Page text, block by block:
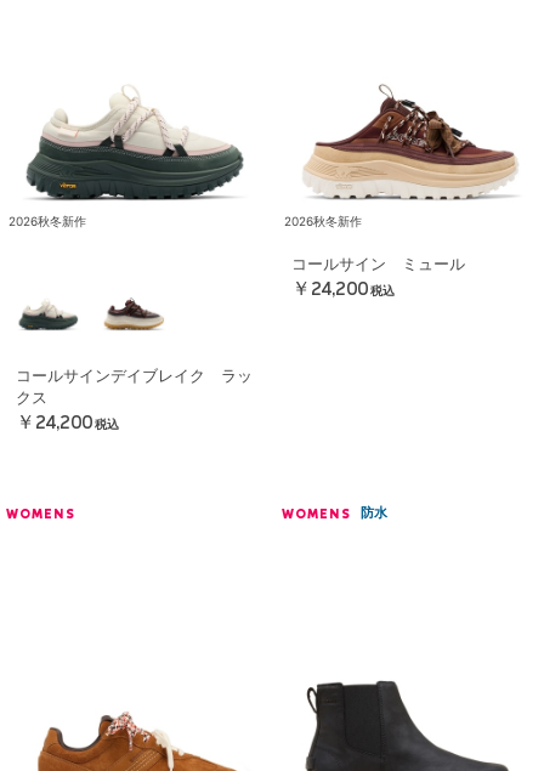
2026秋冬新作
コールサインデイブレイク ラッ
クス
￥24,200 税込
2026秋冬新作
コールサイン ミュール
￥24,200 税込
WOMENS WOMENS 防水